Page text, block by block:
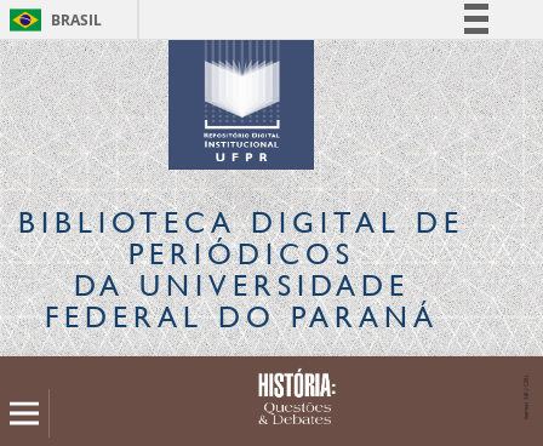
BRASIL
Simplifique!
Comunica BR
Participe
Acesso à informação
Legislação
Canais
BIBLIOTECA DIGITALDE
PERIÓDICOS
DA UNIVERSIDADE
FEDERAL DO PARANÁ